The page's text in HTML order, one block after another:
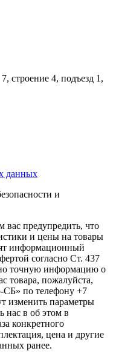
строение 4, подъезд 1,
данных
и
вас предупредить, что
и цены на товары
информационный
согласно Ст. 437
точную информацию о
товара, пожалуйста,
СБ» по телефону +7
изменить параметры
нас в об этом в
конкретного
цена и другие
ранее.